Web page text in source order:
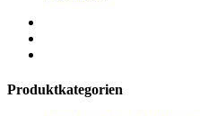
Produktkategorien